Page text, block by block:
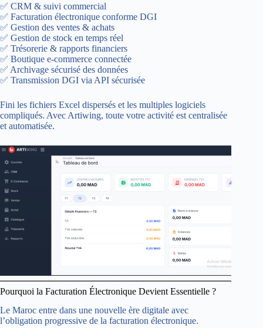
✅ CRM & suivi commercial
✅ Facturation électronique conforme DGI
✅ Gestion des ventes & achats
✅ Gestion de stock en temps réel
✅ Trésorerie & rapports financiers
✅ Boutique e-commerce connectée
✅ Archivage sécurisé des données
✅ Transmission DGI via API sécurisée
Fini les fichiers Excel dispersés et les multiples logiciels
compliqués. Avec Artiwing, toute votre activité est centralisée
et automatisée.
Pourquoi la Facturation Électronique Devient Essentielle ?
Le Maroc entre dans une nouvelle ère digitale avec
l’obligation progressive de la facturation électronique.